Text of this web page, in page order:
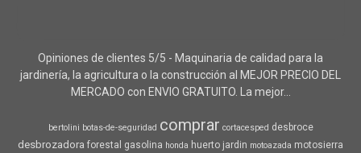
Opiniones de clientes 5/5 - Maquinaria de calidad para la
jardinería, la agricultura o la construcción al MEJOR PRECIO DEL
MERCADO con ENVIO GRATUITO. La mejor...
bertolini botas-de-seguridad comprar cortacesped desbroce
desbrozadora forestal gasolina honda huerto jardin motoazada motosierra